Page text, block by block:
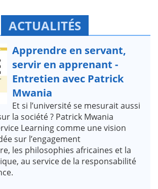
ACTUALITÉS
Apprendre en servant,
servir en apprenant -
Entretien avec Patrick
Mwania
Et si l’université se mesurait aussi
la société ? Patrick Mwania
Learning comme une vision
sur l’engagement
les philosophies africaines et la
au service de la responsabilité